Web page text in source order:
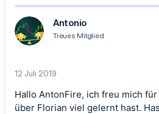
k
t
i
o
n
Antonio
Treues Mitglied
12 Juli 2019
Hallo AntonFire, ich freu mich
über Florian viel gelernt hast.